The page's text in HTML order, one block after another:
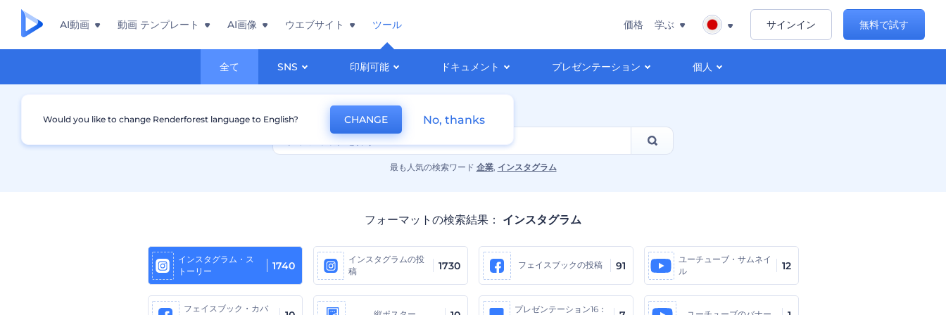
AI動画 動画 テンプレート AI画像 ウエブサイト ツール
全て SNS 印刷可能 ドキュメント プレゼンテーション 個人
価格 学ぶ サインイン 無料で試す
最も人気の検索ワード 企業, インスタグラム
フォーマットの検索結果： インスタグラム
インスタグラム・ス
トーリー
1740
インスタグラムの投
稿
1730 フェイスブックの投稿 91
ユーチューブ・サムネイ
ル
12
フェイスブック・カバ
プレゼンテーション16：
Would you like to change Renderforest language to English? CHANGE No, thanks